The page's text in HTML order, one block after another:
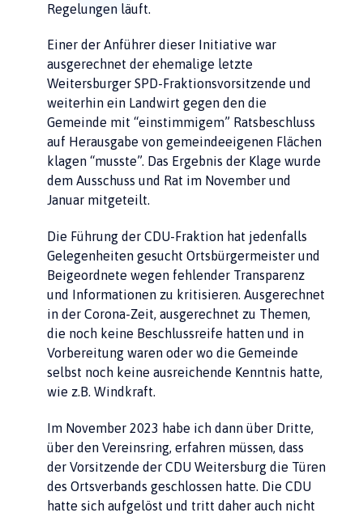
Regelungen läuft.
Einer der Anführer dieser Initiative war
ausgerechnet der ehemalige letzte
Weitersburger SPD-Fraktionsvorsitzende und
weiterhin ein Landwirt gegen den die
Gemeinde mit “einstimmigem” Ratsbeschluss
auf Herausgabe von gemeindeeigenen Flächen
klagen “musste”. Das Ergebnis der Klage wurde
dem Ausschuss und Rat im November und
Januar mitgeteilt.
Die Führung der CDU-Fraktion hat jedenfalls
Gelegenheiten gesucht Ortsbürgermeister und
Beigeordnete wegen fehlender Transparenz
und Informationen zu kritisieren. Ausgerechnet
in der Corona-Zeit, ausgerechnet zu Themen,
die noch keine Beschlussreife hatten und in
Vorbereitung waren oder wo die Gemeinde
selbst noch keine ausreichende Kenntnis hatte,
wie z.B. Windkraft.
Im November 2023 habe ich dann über Dritte,
über den Vereinsring, erfahren müssen, dass
der Vorsitzende der CDU Weitersburg die Türen
des Ortsverbands geschlossen hatte. Die CDU
hatte sich aufgelöst und tritt daher auch nicht